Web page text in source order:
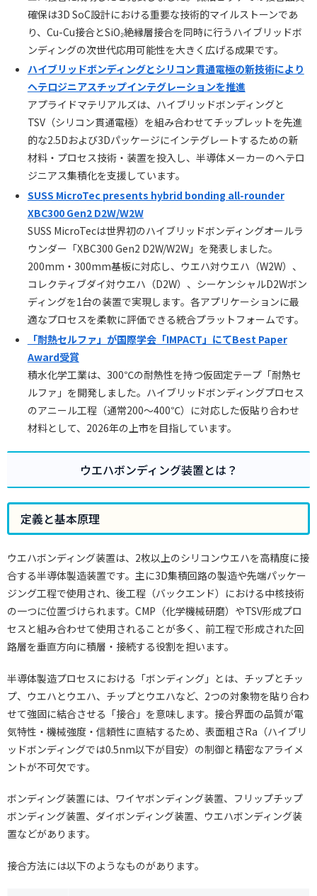
確保は3D SoC設計における重要な技術的マイルストーンであ
り、Cu-Cu接合とSiO₂絶縁層接合を同時に行うハイブリッドボ
ンディングの次世代応用可能性を大きく広げる成果です。
ハイブリッドボンディングとシリコン貫通電極の新技術により
ヘテロジニアスチップインテグレーションを推進
アプライドマテリアルズは、ハイブリッドボンディングと
TSV（シリコン貫通電極）を組み合わせてチップレットを先進
的な2.5Dおよび3Dパッケージにインテグレートするための新
材料・プロセス技術・装置を投入し、半導体メーカーのヘテロ
ジニアス集積化を支援しています。
SUSS MicroTec presents hybrid bonding all-rounder
XBC300 Gen2 D2W/W2W
SUSS MicroTecは世界初のハイブリッドボンディングオールラ
ウンダー「XBC300 Gen2 D2W/W2W」を発表しました。
200mm・300mm基板に対応し、ウエハ対ウエハ（W2W）、
コレクティブダイ対ウエハ（D2W）、シーケンシャルD2Wボン
ディングを1台の装置で実現します。各アプリケーションに最
適なプロセスを柔軟に評価できる統合プラットフォームです。
「耐熱セルファ」が国際学会「IMPACT」にてBest Paper
Award受賞
積水化学工業は、300℃の耐熱性を持つ仮固定テープ「耐熱セ
ルファ」を開発しました。ハイブリッドボンディングプロセス
のアニール工程（通常200〜400℃）に対応した仮貼り合わせ
材料として、2026年の上市を目指しています。
ウエハボンディング装置とは？
定義と基本原理
ウエハボンディング装置は、2枚以上のシリコンウエハを高精度に接
合する半導体製造装置です。主に3D集積回路の製造や先端パッケー
ジング工程で使用され、後工程（バックエンド）における中核技術
の一つに位置づけられます。CMP（化学機械研磨）やTSV形成プロ
セスと組み合わせて使用されることが多く、前工程で形成された回
路層を垂直方向に積層・接続する役割を担います。
半導体製造プロセスにおける「ボンディング」とは、チップとチッ
プ、ウエハとウエハ、チップとウエハなど、2つの対象物を貼り合わ
せて強固に結合させる「接合」を意味します。接合界面の品質が電
気特性・機械強度・信頼性に直結するため、表面粗さRa（ハイブリ
ッドボンディングでは0.5nm以下が目安）の制御と精密なアライメ
ントが不可欠です。
ボンディング装置には、ワイヤボンディング装置、フリップチップ
ボンディング装置、ダイボンディング装置、ウエハボンディング装
置などがあります。
接合方法には以下のようなものがあります。